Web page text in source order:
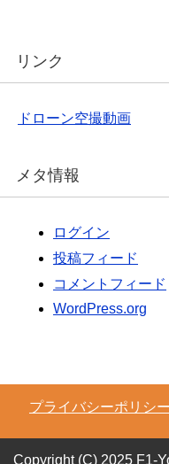
リンク
ドローン空撮動画
メタ情報
ログイン
投稿フィード
コメントフィード
WordPress.org
プライバシーポリシー
Copyright (C) 2025 F1-